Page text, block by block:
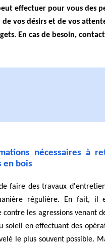
effectuer pour vous des
de vos désirs et de vos
En cas de besoin,
nécessaires à
en bois
faire des travaux
régulière. En fait, il
les agressions venant
soleil en effectuant des
le plus souvent possible.